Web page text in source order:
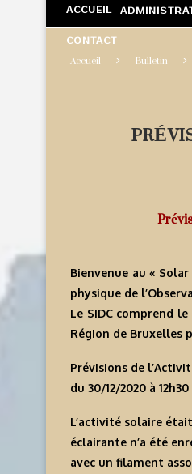
ACCUEIL
CONTACT
Accueil Bulletin
Bienvenue au «
physique de
Le SIDC comprend
Région de Bruxelles
Prévisions de
du 30/12/2020 à 12h30
L’activité solaire
éclairante n’a été
avec un filament